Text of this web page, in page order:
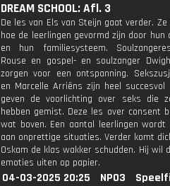
DREAM SCHOOL: Afl. 3
De les van Els van Steijn gaat verder.
hoe de leerlingen gevormd zijn door hun
en hun familiesysteem.
Rouse en gospel- en soulzanger
zorgen voor een ontspanning.
en Marcelle Arriëns zijn heel succesvol
geven de voorlichting over seks die
hebben gemist. Deze les over consent
wat boven. Een aantal leerlingen wordt
aan onprettige situaties. Verder komt
Oskam de klas wakker schudden. Hij wil
emoties uiten op papier.
04-03-2025 20:25 NPO3